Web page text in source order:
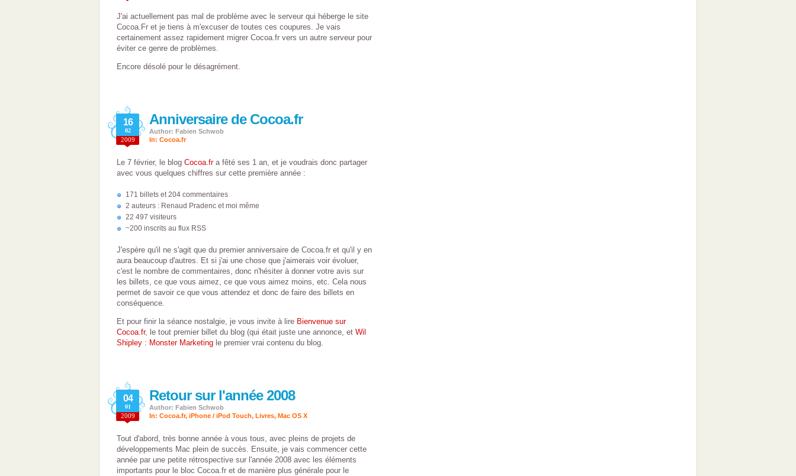
J'ai actuellement pas mal de problème avec le serveur qui héberge le site
Cocoa.Fr et je tiens à m'excuser de toutes ces coupures. Je vais
certainement assez rapidement migrer Cocoa.fr vers un autre serveur pour
éviter ce genre de problèmes.
Encore désolé pour le désagrément.
Anniversaire de Cocoa.fr
16
02
2009
Author: Fabien Schwob
In: Cocoa.fr
Le 7 février, le blog Cocoa.fra fêté ses 1 an, et je voudrais donc partager
avec vous quelques chiffres sur cette première année :
171 billets et 204 commentaires
2 auteurs : Renaud Pradenc et moi même
22 497 visiteurs
~200 inscrits au flux RSS
J'espère qu'il ne s'agit que du premier anniversaire de Cocoa.fr et qu'il y en
aura beaucoup d'autres. Et si j'ai une chose que j'aimerais voir évoluer,
c'est le nombre de commentaires, donc n'hésiter à donner votre avis sur
les billets, ce que vous aimez, ce que vous aimez moins, etc. Cela nous
permet de savoir ce que vous attendez et donc de faire des billets en
conséquence.
Et pour finir la séance nostalgie, je vous invite à lire Bienvenue sur
Cocoa.fr, le tout premier billet du blog (qui était juste une annonce, et Wil
Shipley : Monster Marketing le premier vrai contenu du blog.
Retour sur l'année 2008
04
01
2009
Author: Fabien Schwob
In: Cocoa.fr, iPhone / iPod Touch, Livres, Mac OS X
Tout d'abord, très bonne année à vous tous, avec pleins de projets de
développements Mac plein de succès. Ensuite, je vais commencer cette
année par une petite rétrospective sur l'année 2008 avec les éléments
importants pour le bloc Cocoa.fr et de manière plus générale pour le